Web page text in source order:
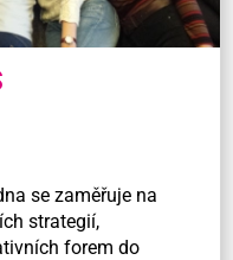
se zaměřuje na
strategií,
forem do